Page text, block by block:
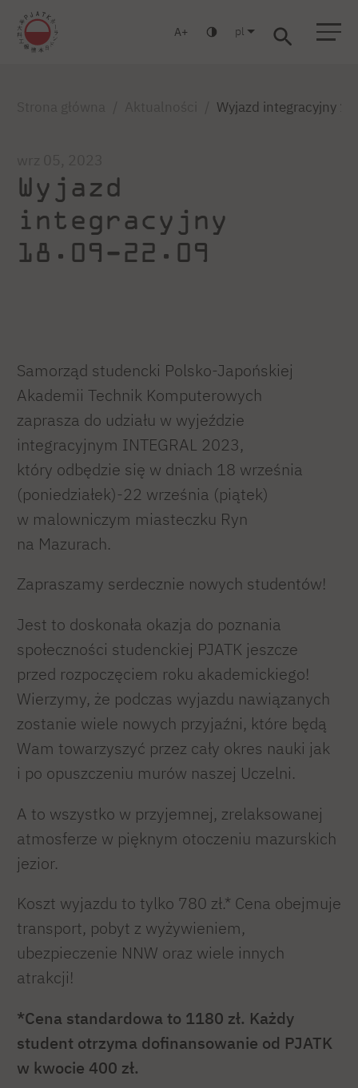
A pl
Wyjazd integracyjny
Wyjazd
integracyjny
18.09-22.09
Samorząd studencki Polsko-Japońskiej
Akademii Technik Komputerowych
zaprasza do udziału w wyjeździe
integracyjnym INTEGRAL 2023,
który odbędzie się w dniach 18 września
(poniedziałek)-22 września (piątek)
w malowniczym miasteczku Ryn
na Mazurach.
Zapraszamy serdecznie nowych studentów!
Jest to doskonała okazja do poznania
społeczności studenckiej PJATK jeszcze
przed rozpoczęciem roku akademickiego!
Wierzymy, że podczas wyjazdu nawiązanych
zostanie wiele nowych przyjaźni, które będą
Wam towarzyszyć przez cały okres nauki jak
i po opuszczeniu murów naszej Uczelni.
A to wszystko w przyjemnej, zrelaksowanej
atmosferze w pięknym otoczeniu mazurskich
jezior.
Koszt wyjazdu to tylko 780 zł.* Cena obejmuje
transport, pobyt z wyżywieniem,
ubezpieczenie NNW oraz wiele innych
atrakcji!
*Cena standardowa to 1180 zł. Każdy
student otrzyma dofinansowanie od PJATK
w kwocie 400 zł.